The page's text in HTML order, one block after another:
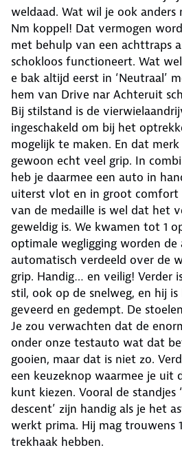
weldaad. Wat wil je ook anders
Nm koppel! Dat vermogen
met behulp van een achttraps
schokloos functioneert. Wat
e bak altijd eerst in ‘Neutraal’
hem van Drive nar Achteruit
Bij stilstand is de
ingeschakeld om bij het
mogelijk te maken. En dat
gewoon echt veel grip. In
heb je daarmee een auto in
uiterst vlot en in groot comfort
van de medaille is wel dat het
geweldig is. We kwamen tot 1
optimale wegligging worden
automatisch verdeeld over de
grip. Handig… en veilig! Verder
stil, ook op de snelweg, en hij is
geveerd en gedempt. De
Je zou verwachten dat de
onder onze testauto wat dat
gooien, maar dat is niet zo.
een keuzeknop waarmee je uit
kunt kiezen. Vooral de standjes
descent’ zijn handig als je het
werkt prima. Hij mag trouwens
trekhaak hebben.